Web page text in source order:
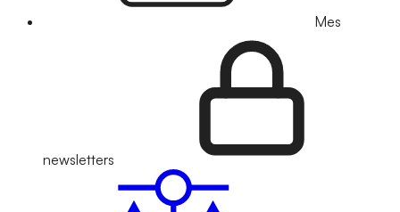
Mes
newsletters